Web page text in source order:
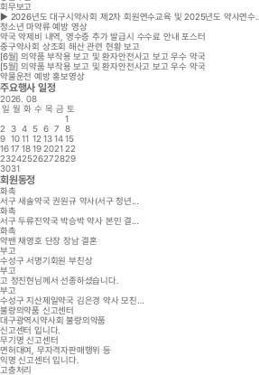
회무보고
▶ 2026년도 대구시약사회 제2차 회원연수교육 및 2025년도 약사연수…
청소년 마약류 예방 영상
약국 약제비 내역, 영수증 추가 발급시 수수료 안내 포스터
중구약사회 상조회 해산 관련 현황 보고
[6월] 의약품 부작용 보고 및 환자안전사고 보고 우수 약국
[5월] 의약품 부작용 보고 및 환자안전사고 보고 우수 약국
약물운전 예방 홍보영상
주요행사 일정
2026. 08
일 월 화 수 목 금 토
1
2
3 4 5 6 7
8
9 10 11 12 13 14 15
16 17 18 19 2021 22
23242526272829
3031
회원동정
화촉
서구 새솔약국 권원규 약사(서구 청년…
화촉
서구 두류진약국 박승박 약사 본인 결…
화촉
약밴 채영호 단장 장남 결혼
부고
수성구 서명기회원 부친상
부고
고 정진현님께서 선종하셨습니다.
부고
수성구 지산제일약국 김은경 약사 모친…
불량의약품 신고센터
대구광역시약사회 불량의약품
신고센터 입니다.
무기명 신고센터
면허대여, 무자격자판매행위 등
익명 신고센터 입니다.
고충처리